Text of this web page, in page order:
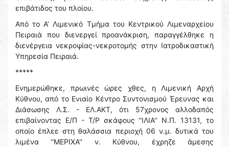
επιβάτιδος του πλοίου.
Από το Α’ Λιμενικό Τμήμα του Κεντρικού Λιμεναρχείου
Πειραιά που διενεργεί προανάκριση, παραγγέλθηκε η
διενέργεια νεκροψίας-νεκροτομής στην Ιατροδικαστική
Υπηρεσία Πειραιά.
*****
Ενημερώθηκε, πρωινές ώρες χθες, η Λιμενική Αρχή
Κύθνου, από το Ενιαίο Κέντρο Συντονισμού Έρευνας και
Διάσωσης Λ.Σ. - ΕΛ.ΑΚΤ, ότι 57χρονος αλλοδαπός
επιβαίνοντας Ε/Π - Τ/Ρ σκάφους ''ΙΛΙΑ'' Ν.Π. 13131, το
οποίο έπλεε στη θαλάσσια περιοχή 06 ν.μ. δυτικά του
λιμένα ''ΜΕΡΙΧΑ'' ν. Κύθνου, έχρηζε άμεσης